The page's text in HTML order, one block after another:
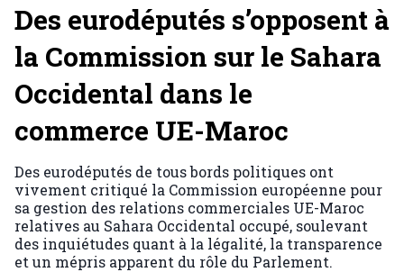
Des eurodéputés s’opposent à
la Commission sur le Sahara
Occidental dans le
commerce UE-Maroc
Des eurodéputés de tous bords politiques ont
vivement critiqué la Commission européenne pour
sa gestion des relations commerciales UE-Maroc
relatives au Sahara Occidental occupé, soulevant
des inquiétudes quant à la légalité, la transparence
et un mépris apparent du rôle du Parlement.